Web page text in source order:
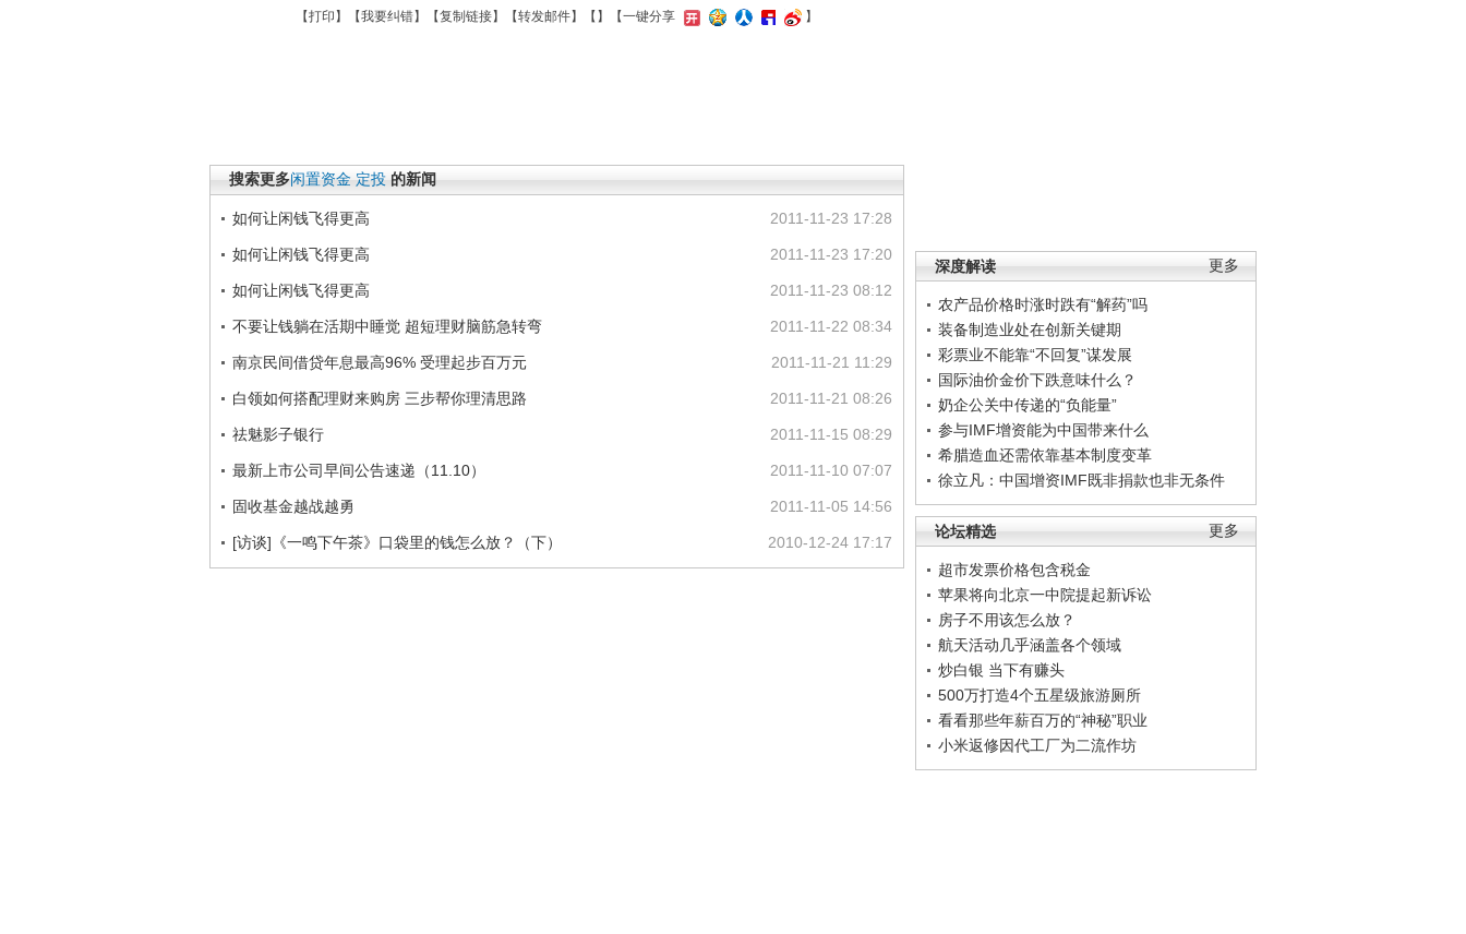
更多
深度解读
农产品价格时涨时跌有“解药”吗
装备制造业处在创新关键期
彩票业不能靠“不回复”谋发展
国际油价金价下跌意味什么？
奶企公关中传递的“负能量”
参与IMF增资能为中国带来什么
希腊造血还需依靠基本制度变革
徐立凡：中国增资IMF既非捐款也非无条件
更多
论坛精选
超市发票价格包含税金
苹果将向北京一中院提起新诉讼
房子不用该怎么放？
航天活动几乎涵盖各个领域
炒白银 当下有赚头
500万打造4个五星级旅游厕所
看看那些年薪百万的“神秘”职业
小米返修因代工厂为二流作坊
【打印 】【我要纠错】【复制链接】【转发邮件】【 】 【一键分享 】
搜索更多闲置资金 定投 的新闻
2011-11-23 17:28
如何让闲钱飞得更高
2011-11-23 17:20
如何让闲钱飞得更高
2011-11-23 08:12
如何让闲钱飞得更高
2011-11-22 08:34
不要让钱躺在活期中睡觉 超短理财脑筋急转弯
2011-11-21 11:29
南京民间借贷年息最高96% 受理起步百万元
2011-11-21 08:26
白领如何搭配理财来购房 三步帮你理清思路
2011-11-15 08:29
祛魅影子银行
2011-11-10 07:07
最新上市公司早间公告速递（11.10）
2011-11-05 14:56
固收基金越战越勇
2010-12-24 17:17
[访谈]《一鸣下午茶》口袋里的钱怎么放？（下）